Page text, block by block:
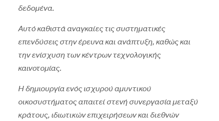
δεδομένα.
Αυτό καθιστά αναγκαίες τις συστηματικές
επενδύσεις στην έρευνα και ανάπτυξη, καθώς και
την ενίσχυση των κέντρων τεχνολογικής
καινοτομίας.
Η δημιουργία ενός ισχυρού αμυντικού
οικοσυστήματος απαιτεί στενή συνεργασία μεταξύ
κράτους, ιδιωτικών επιχειρήσεων και διεθνών